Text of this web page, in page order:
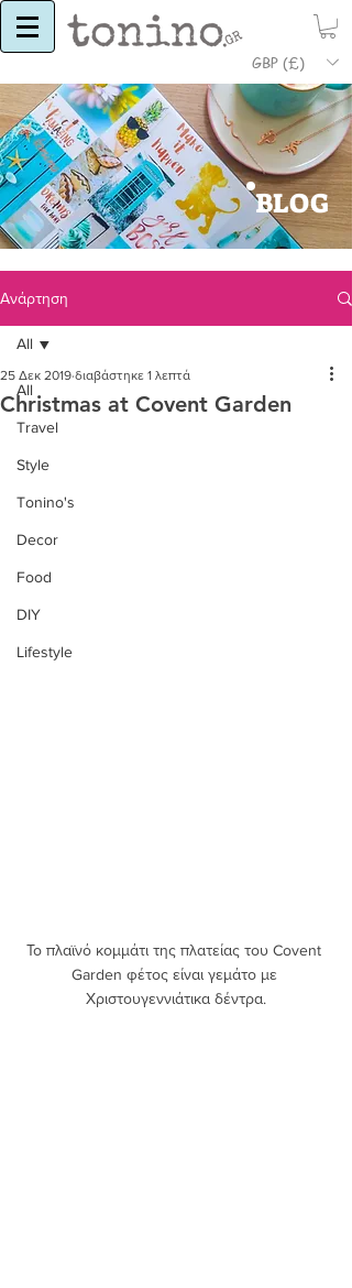
GBP (£)
BLOG
Ανάρτηση
All
Travel
Style
Tonino's
Decor
Food
DIY
Lifestyle
All
Christmas at Covent Garden
25 Δεκ 2019 διαβάστηκε 1 λεπτά
Το πλαϊνό κομμάτι της πλατείας του Covent
Garden φέτος είναι γεμάτο με
Χριστουγεννιάτικα δέντρα.